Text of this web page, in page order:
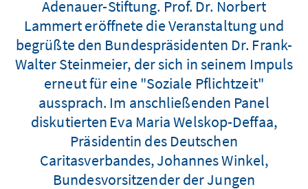
Adenauer-Stiftung. Prof. Dr. Norbert
Lammert eröffnete die Veranstaltung und
begrüßte den Bundespräsidenten Dr. Frank-
Walter Steinmeier, der sich in seinem Impuls
erneut für eine "Soziale Pflichtzeit"
aussprach. Im anschließenden Panel
diskutierten Eva Maria Welskop-Deffaa,
Präsidentin des Deutschen
Caritasverbandes, Johannes Winkel,
Bundesvorsitzender der Jungen